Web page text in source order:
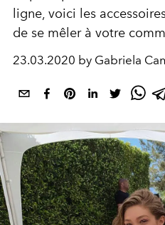
ligne, voici les
de se mêler à votre
23.03.2020 by Gabriela